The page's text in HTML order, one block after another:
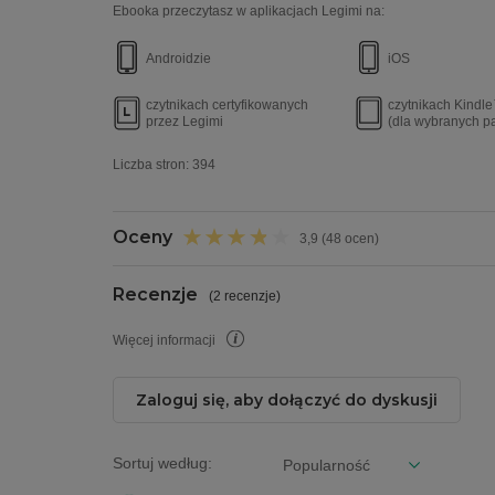
Ebooka przeczytasz w aplikacjach Legimi na:
Androidzie iOS
czytnikach certyfikowanych
przez Legimi
czytnikach
(dla wybranych
Liczba stron: 394
Oceny 3,9 (48 ocen)
Recenzje (2 recenzje)
Więcej informacji
Zaloguj się, aby dołączyć do dyskusji
Sortuj według: